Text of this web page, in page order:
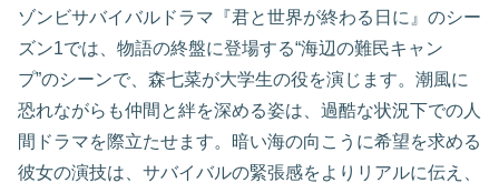
ゾンビサバイバルドラマ『君と世界が終わる日に』のシー
ズン1では、物語の終盤に登場する“海辺の難民キャン
プ”のシーンで、森七菜が大学生の役を演じます。潮風に
恐れながらも仲間と絆を深める姿は、過酷な状況下での人
間ドラマを際立たせます。暗い海の向こうに希望を求める
彼女の演技は、サバイバルの緊張感をよりリアルに伝え、